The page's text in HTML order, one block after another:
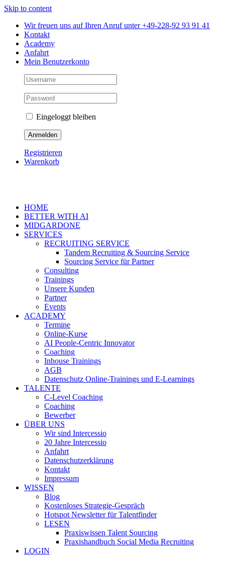
Skip to content
Wir freuen uns auf Ihren Anruf unter +49-228-92 93 91 41
Kontakt
Academy
Anfahrt
Mein Benutzerkonto
Eingeloggt bleiben
Registrieren
Warenkorb
HOME
BETTER WITH AI
MIDGARDONE
SERVICES
RECRUITING SERVICE
Tandem Recruiting & Sourcing Service
Sourcing Service für Partner
Consulting
Trainings
Unsere Kunden
Partner
Events
ACADEMY
Termine
Online-Kurse
AI People-Centric Innovator
Coaching
Inhouse Trainings
AGB
Datenschutz Online-Trainings und E-Learnings
TALENTE
C-Level Coaching
Coaching
Bewerber
ÜBER UNS
Wir sind Intercessio
20 Jahre Intercessio
Anfahrt
Datenschutzerklärung
Kontakt
Impressum
WISSEN
Blog
Kostenloses Strategie-Gespräch
Hotspot Newsletter für Talentfinder
LESEN
Praxiswissen Talent Sourcing
Praxishandbuch Social Media Recruiting
LOGIN